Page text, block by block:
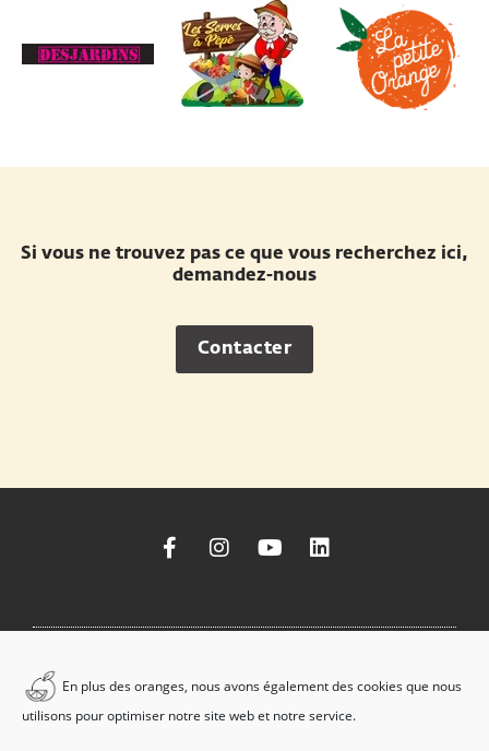
En plus des oranges, nous avons également des cookies que nous
utilisons pour optimiser notre site web et notre service.
Si vous ne trouvez pas ce que vous recherchez ici,
demandez-nous
Contacter
Juridique
Politique de Confidentialité Politique des Cookies
Droit de
Rétractation| Web design byPistacho Studio& Powered by